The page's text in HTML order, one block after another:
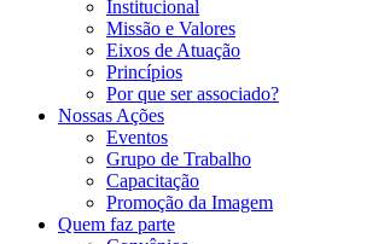
Institucional
Missão e Valores
Eixos de Atuação
Princípios
Por que ser associado?​
Nossas Ações
Eventos
Grupo de Trabalho
Capacitação
Promoção da Imagem
Quem faz parte